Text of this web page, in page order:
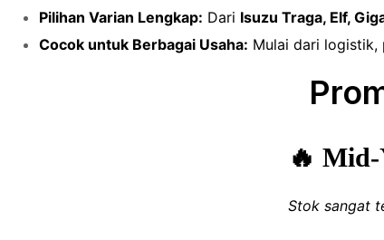
Pilihan Varian Lengkap: Dari Isuzu Traga, Elf,
Cocok untuk Berbagai Usaha: Mulai dari logistik,
🔥 Mid-
Stok sangat